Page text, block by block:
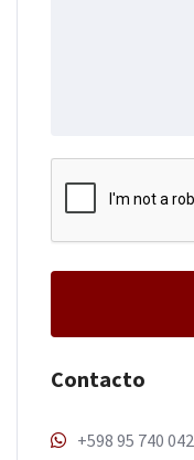
Contacto
+598 95 740 042